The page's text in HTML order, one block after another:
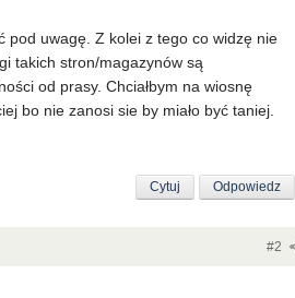
pod uwagę. Z kolei z tego co widzę nie
takich stron/magazynów są
od prasy. Chciałbym na wiosnę
bo nie zanosi sie by miało być taniej.
Odpowiedz
Cytuj
#2